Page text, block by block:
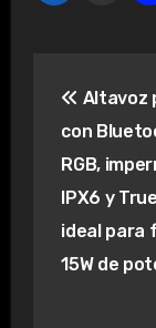
de
Altavoz
con
RGB,
IPX6 y
ideal para
15W de